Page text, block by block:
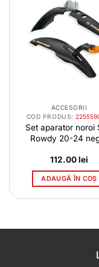
ACCESORII
COD PRODUS:
Set aparator noroi
Rowdy 20-24
112.00lei
ADAUGĂ ÎN COȘ